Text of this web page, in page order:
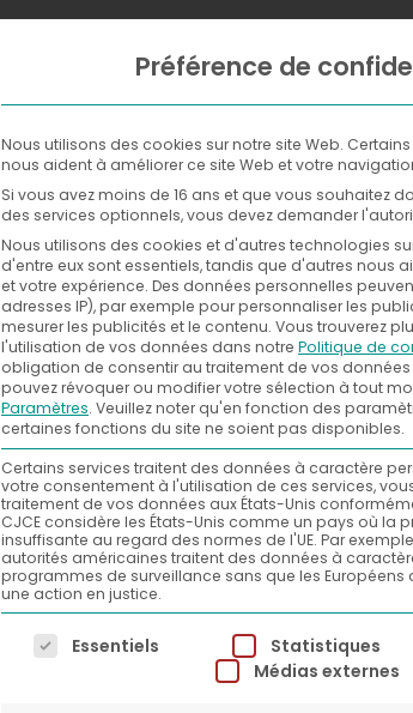
WHERE NOW
Préférence de
Nous utilisons des cookies sur notre site Web.
nous aident à améliorer ce site Web et votre
Si vous avez moins de 16 ans et que vous souhaitez
des services optionnels, vous devez demander
Nous utilisons des cookies et d'autres technologies
d'entre eux sont essentiels, tandis que d'autres nous
et votre expérience. Des données personnelles
adresses IP), par exemple pour personnaliser les
mesurer les publicités et le contenu. Vous trouverez
l'utilisation de vos données dans notre Politique de
obligation de consentir au traitement de vos données
pouvez révoquer ou modifier votre sélection à tout
Paramètres. Veuillez noter qu'en fonction des
certaines fonctions du site ne soient pas disponibles.
Certains services traitent des données à caractère
votre consentement à l'utilisation de ces services,
traitement de vos données aux États-Unis
CJCE considère les États-Unis comme un pays où la
insuffisante au regard des normes de l'UE. Par
autorités américaines traitent des données à
programmes de surveillance sans que les
une action en justice.
La liste suivante énumère les groupes de
Essentiels Statistiques
Médias externes